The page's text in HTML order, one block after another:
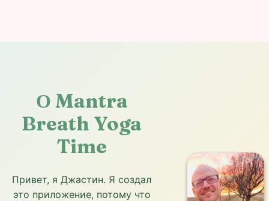
О Mantra
Breath Yoga
Time
Привет, я Джастин. Я создал
это приложение, потому что